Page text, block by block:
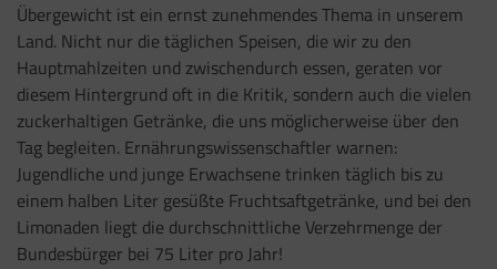
Übergewicht ist ein ernst zunehmendes Thema in unserem
Land. Nicht nur die täglichen Speisen, die wir zu den
Hauptmahlzeiten und zwischendurch essen, geraten vor
diesem Hintergrund oft in die Kritik, sondern auch die vielen
zuckerhaltigen Getränke, die uns möglicherweise über den
Tag begleiten. Ernährungswissenschaftler warnen:
Jugendliche und junge Erwachsene trinken täglich bis zu
einem halben Liter gesüßte Fruchtsaftgetränke, und bei den
Limonaden liegt die durchschnittliche Verzehrmenge der
Bundesbürger bei 75 Liter pro Jahr!